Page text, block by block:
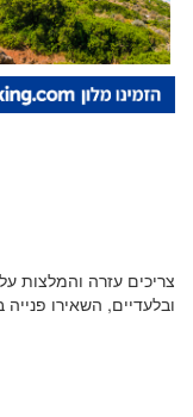
צריכים עזרה והמלצות
ובלעדיים, השאירו